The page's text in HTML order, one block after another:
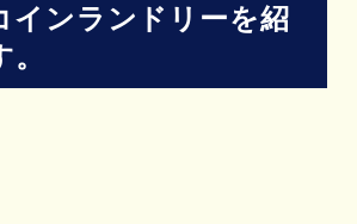
インランドリーを紹